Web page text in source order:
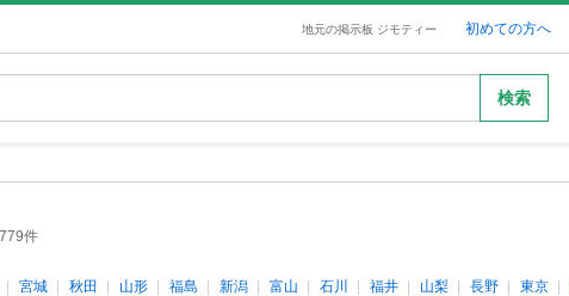
地元の掲示板 ジモティー 初めての方へ
検索
件
宮城 秋田 山形 福島 新潟 富山 石川 福井 山梨 長野 東京